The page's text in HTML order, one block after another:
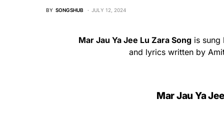
BY SONGSHUB JULY 12, 2024
Mar Jau Ya Jee Lu Zara Songis sung
and lyrics written by
Mar Jau Ya